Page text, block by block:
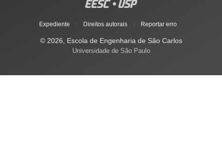
Expediente Direitos autorais Reportar erro
© 2026, Escola de Engenharia de São Carlos
Universidade de São Paulo